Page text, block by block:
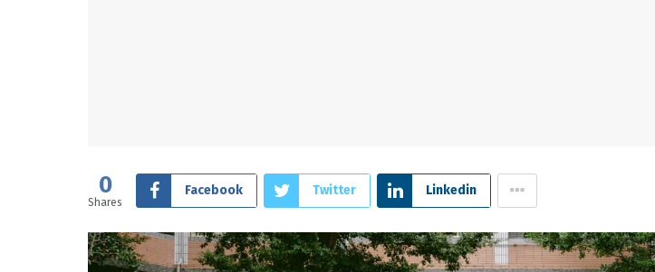
0
Shares
Facebook Twitter Linkedin